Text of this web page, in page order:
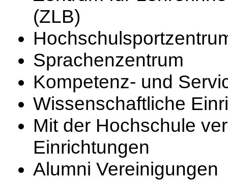
(ZLB)
Sprachenzentrum
Kompetenz- und
Wissenschaftliche
Mit der Hochschule
Einrichtungen
Alumni Vereinigungen